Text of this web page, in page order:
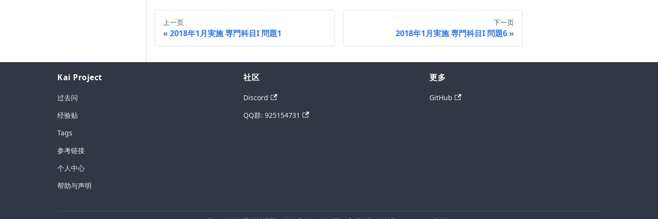
\times
840
上一页
2018年1月実施 専門科目I 問題1
下一页
2018年1月実施 専門科目I 問題6
Kai Project
过去问
经验贴
Tags
参考链接
个人中心
帮助与声明
社区
Discord
QQ群: 925154731
更多
GitHub